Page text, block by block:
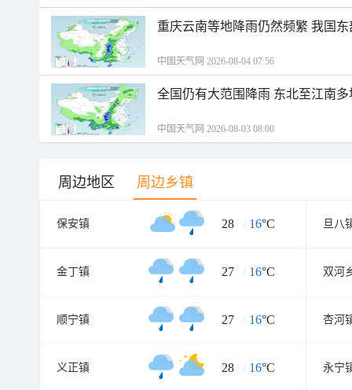
重庆云南等地降雨仍然频繁 我国
中国天气网 2026-08-04 07:56
全国仍有大范围降雨 东北至江南
中国天气网 2026-08-03 08:00
周边地区 周边乡镇
保安镇 28 / 16°C 旦八
金丁镇 27 / 16°C 双河
顺宁镇 27 / 16°C 杏河
义正镇 28 / 16°C 永宁